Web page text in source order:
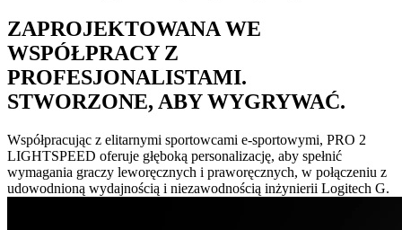
ZAPROJEKTOWANA WE
WSPÓŁPRACY Z
PROFESJONALISTAMI.
STWORZONE, ABY WYGRYWAĆ.
Współpracując z elitarnymi sportowcami e-sportowymi, PRO 2
LIGHTSPEED oferuje głęboką personalizację, aby spełnić
wymagania graczy leworęcznych i praworęcznych, w połączeniu z
udowodnioną wydajnością i niezawodnością inżynierii Logitech G.